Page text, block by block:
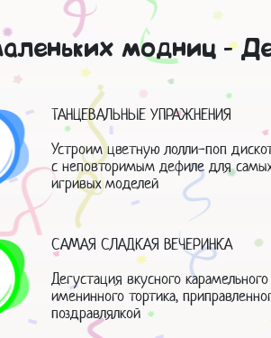
модниц -
ТАНЦЕВАЛЬНЫЕ УПРАЖНЕНИЯ
Устроим цветную лолли-поп
с неповторимым дефиле для
игривых моделей
САМАЯ СЛАДКАЯ ВЕЧЕРИНКА
Дегустация вкусного карамельного
именинного тортика,
поздравлялкой